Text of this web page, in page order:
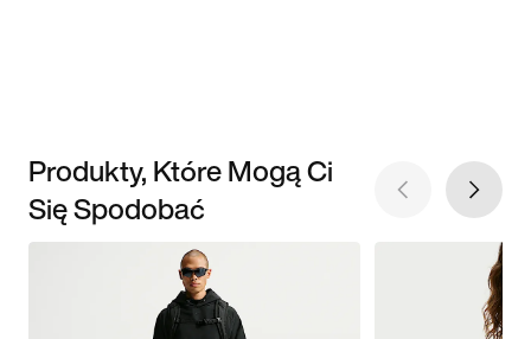
Produkty, Które Mogą Ci
Się Spodobać